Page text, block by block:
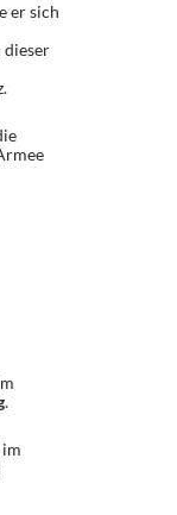
er sich
dieser
.